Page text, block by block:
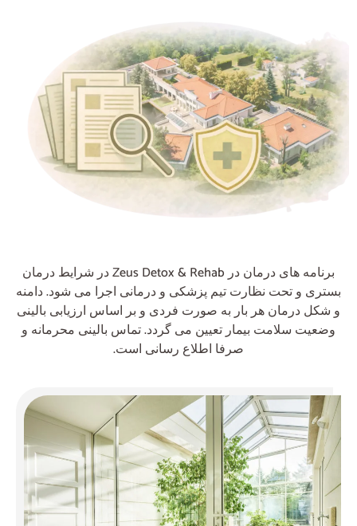
برنامه های درمان در Zeus Detox & Rehab در شرایط درمان
بستری و تحت نظارت تیم پزشکی و درمانی اجرا می شود. دامنه
و شکل درمان هر بار به صورت فردی و بر اساس ارزیابی بالینی
وضعیت سلامت بیمار تعیین می گردد. تماس بالینی محرمانه و
صرفا اطلاع رسانی است.